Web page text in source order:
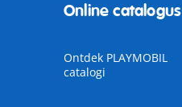
Online catalogus
Ontdek PLAYMOBIL
catalogi